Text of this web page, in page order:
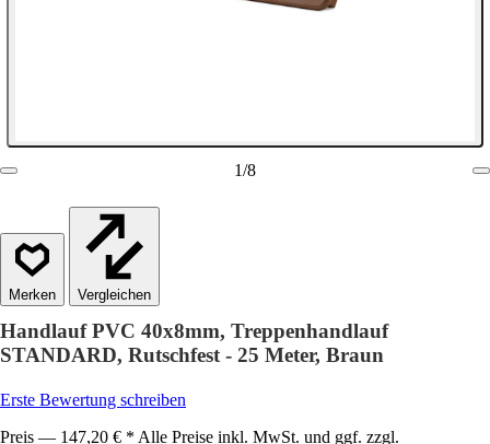
1/8
Vergleichen
Handlauf PVC 40x8mm, Treppenhandlauf
STANDARD, Rutschfest - 25 Meter, Braun
Erste Bewertung schreiben
Preis — 147,20 € * Alle Preise inkl. MwSt. und ggf. zzgl.